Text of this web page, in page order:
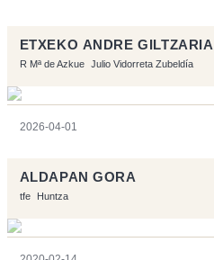
ETXEKO ANDRE GILTZARIA
R Mª de Azkue Julio Vidorreta Zubeldía
2026-04-01
ALDAPAN GORA
tfe Huntza